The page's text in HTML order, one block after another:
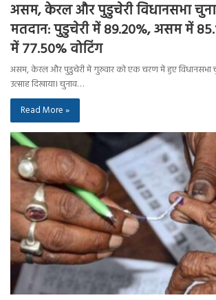
असम, केरल और पुडुचेरी विधानसभा
मतदान: पुडुचेरी में 89.20%, असम में
में 77.50% वोटिंग
असम, केरल और पुडुचेरी में गुरुवार को एक चरण में हुए विधानसभा
उत्साह दिखाया। चुनाव…
Read More »